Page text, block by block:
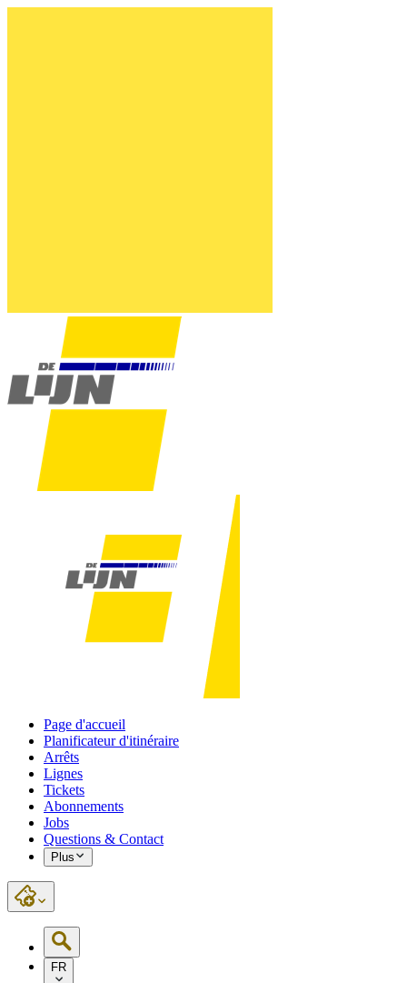
Page d'accueil
Planificateur d'itinéraire
Arrêts
Lignes
Tickets
Abonnements
Jobs
Questions & Contact
Plus
FR